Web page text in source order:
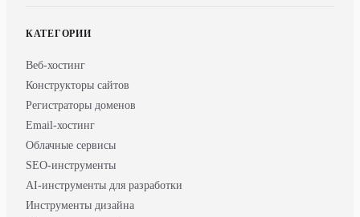
КАТЕГОРИИ
Веб-хостинг
Конструкторы сайтов
Регистраторы доменов
Email-хостинг
Облачные сервисы
SEO-инструменты
AI-инструменты для разработки
Инструменты дизайна